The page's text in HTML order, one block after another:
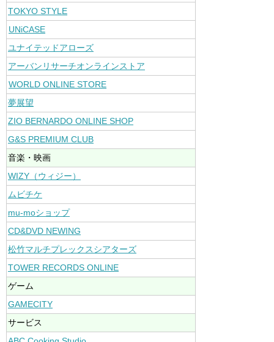
TOKYO STYLE
UNiCASE
ユナイテッドアローズ
アーバンリサーチオンラインストア
WORLD ONLINE STORE
夢展望
ZIO BERNARDO ONLINE SHOP
G&S PREMIUM CLUB
音楽・映画
WIZY（ウィジー）
ムビチケ
mu-moショップ
CD&DVD NEWING
松竹マルチプレックスシアターズ
TOWER RECORDS ONLINE
ゲーム
GAMECITY
サービス